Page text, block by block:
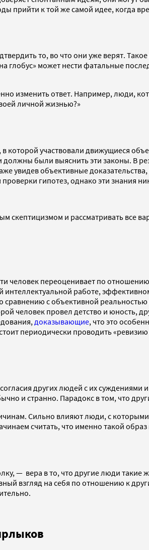
прийти к той же самой идее, когда
то, во что они уже верят.
может нести фатальные
изменить ответ. Например, люди,
личной жизнью?»
которой участвовали движущиеся
были выяснить эти законы. В
увидев объективные
гипотез, однако эти знания
скептицизмом и рассматривать все
человек переоценивает по
работе,
с объективной
человек провел детство и юность,
доказывающие, что это
периодически проводить
других людей с их
и странно. Парадокс в том, что
Сильно влияют люди, с
считать, что именно такой
— вера в то, что другие люди
взгляд на себя по отношению к